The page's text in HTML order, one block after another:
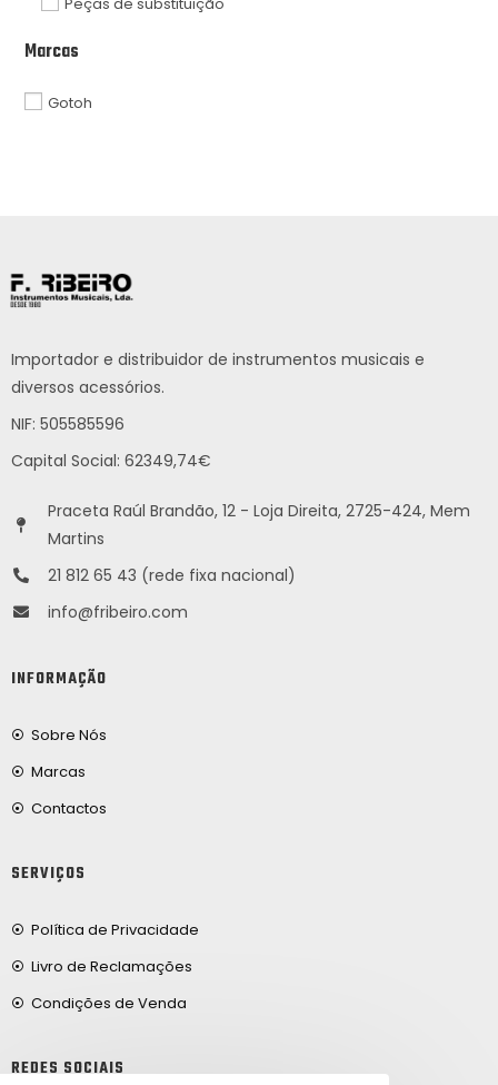
Marcas
Gotoh
Importador e distribuidor de instrumentos musicais e
diversos acessórios.
NIF: 505585596
Capital Social: 62349,74€
Praceta Raúl Brandão, 12 - Loja Direita, 2725-424, Mem
Martins
21 812 65 43 (rede fixa nacional)
info@fribeiro.com
INFORMAÇÃO
Sobre Nós
Marcas
Contactos
SERVIÇOS
Política de Privacidade
Livro de Reclamações
Condições de Venda
REDES SOCIAIS